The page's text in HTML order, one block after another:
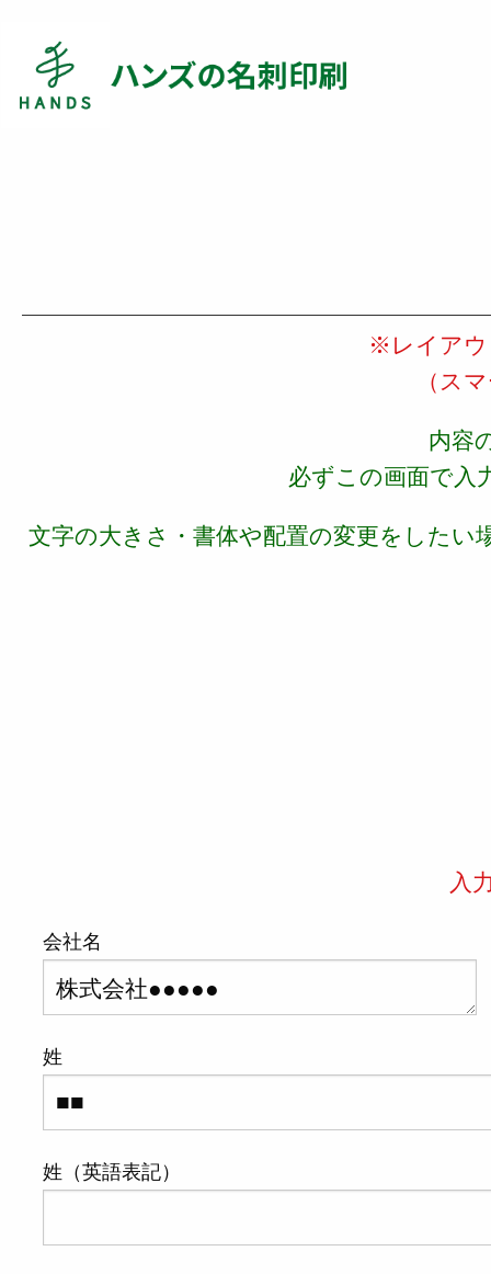
※レイアウ
（ス
内容
必ずこの画面で入
文字の大きさ・書体や配置の変更をした
入
会社名
姓
姓（英語表記）